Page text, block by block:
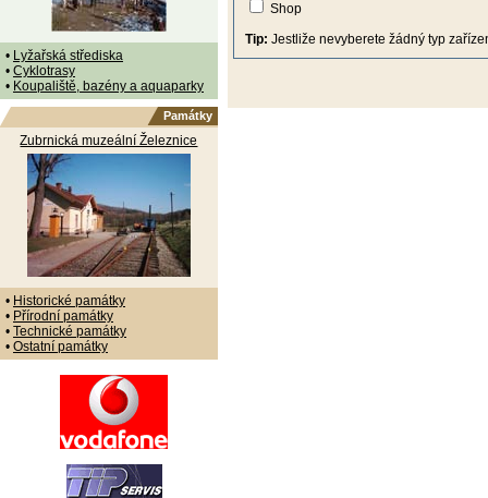
• Lyžařská střediska
• Cyklotrasy
• Koupaliště, bazény a aquaparky
Památky
Zubrnická muzeální Železnice
• Historické památky
• Přírodní památky
• Technické památky
• Ostatní památky
Shop
Tip: Jestliže nevyberete žádný typ